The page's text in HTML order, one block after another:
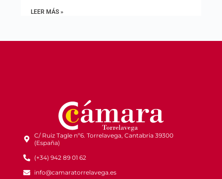
LEER MÁS »
C/ Ruiz Tagle nº6. Torrelavega, Cantabria 39300
(España)
(+34) 942 89 01 62
info@camaratorrelavega.es